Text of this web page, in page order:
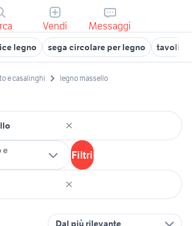
Vendi Messaggi
legno sega circolare per legno tavolino
e casalinghi legno massello
e
Filtri
Dal più rilevante